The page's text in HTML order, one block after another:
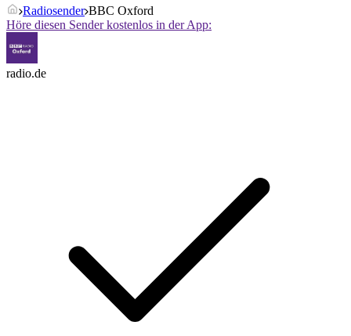
Radiosender BBC Oxford
Höre diesen Sender kostenlos in der App:
radio.de